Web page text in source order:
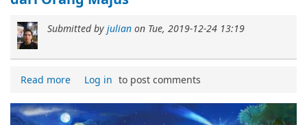
Submitted by julian on Tue, 2019-12-24 13:19
Read more Log in to post comments